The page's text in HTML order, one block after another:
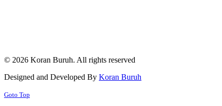
© 2026 Koran Buruh. All rights reserved
Designed and Developed By Koran Buruh
Goto Top